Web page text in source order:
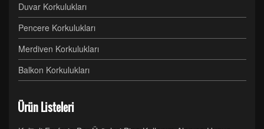
Duvar Korkulukları
Pencere Korkulukları
Merdiven Korkulukları
Balkon Korkulukları
Ürün Listeleri